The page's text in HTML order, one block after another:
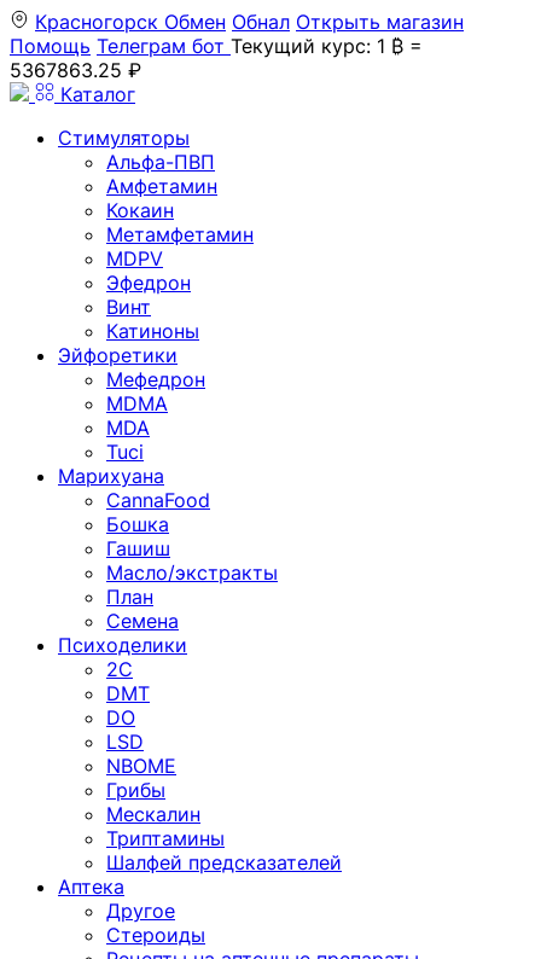
Красногорск Обмен Обнал Открыть магазин
Помощь Телеграм бот Текущий курс: 1 ₿ =
5367863.25 ₽
Каталог
Стимуляторы
Альфа-ПВП
Амфетамин
Кокаин
Метамфетамин
MDPV
Эфедрон
Винт
Катиноны
Эйфоретики
Мефедрон
MDMA
MDA
Tuci
Марихуана
CannaFood
Бошка
Гашиш
Масло/экстракты
План
Семена
Психоделики
2C
DMT
DO
LSD
NBOME
Грибы
Мескалин
Триптамины
Шалфей предсказателей
Аптека
Другое
Стероиды